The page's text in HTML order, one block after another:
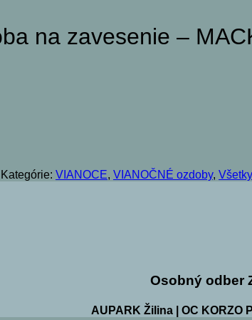
na zavesenie –
Kategórie: VIANOCE, VIANOČNÉ ozdoby,
Osobný odber
AUPARK Žilina | OC KORZO